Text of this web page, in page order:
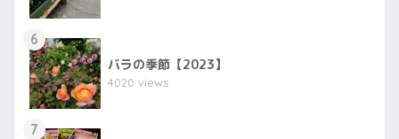
6
バラの季節【2023】
4020 views
7